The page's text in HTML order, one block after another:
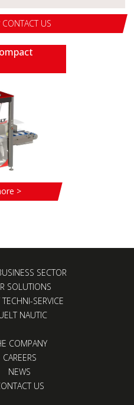
US
>
SECTOR
SOLUTIONS
SERVICE
NAUTIC
COMPANY
CAREERS
NEWS
US